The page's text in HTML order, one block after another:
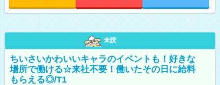
未読
ちいさいかわいいキャラのイベントも！好きな
場所で働ける☆来社不要！働いたその日に給料
もらえる◎/T1